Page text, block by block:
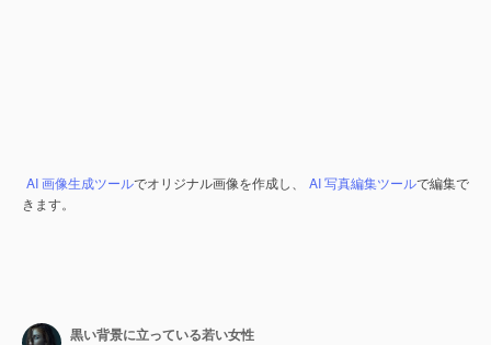
AI 画像生成ツールでオリジナル画像を作成し、 AI 写真編集ツールで編集で
きます。
黒い背景に立っている若い女性